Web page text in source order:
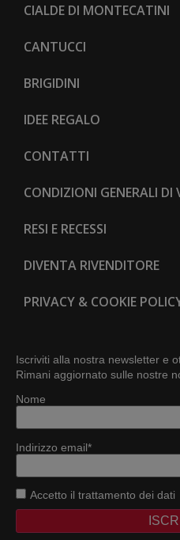
CIALDE DI MONTECATINI
CANTUCCI
BRIGIDINI
IDEE REGALO
CONTATTI
CONDIZIONI GENERALI DI
RESI E RECESSI
DIVENTA RIVENDITORE
PRIVACY & COOKIE
Iscriviti alla nostra newsletter e
Rimani aggiornato sulle nostre
Nome
Indirizzo email*
Accetto il trattamento dei dati